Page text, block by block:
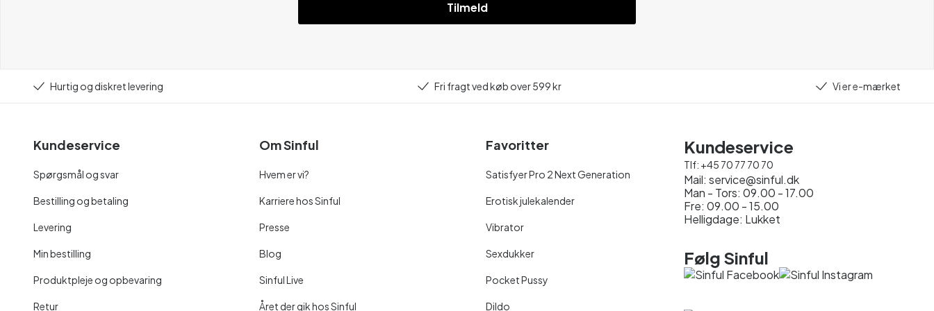
Tilmeld
Hurtig og diskret levering Fri fragt ved køb over 599 kr Vi er e-mærket
Kundeservice
Spørgsmål og svar
Bestilling og betaling
Levering
Min bestilling
Produktpleje og opbevaring
Retur
Om Sinful
Hvem er vi?
Karriere hos Sinful
Presse
Blog
Sinful Live
Året der gik hos Sinful
Favoritter
Satisfyer Pro 2 Next Generation
Erotisk julekalender
Vibrator
Sexdukker
Pocket Pussy
Dildo
Kundeservice
Tlf: +45 70 77 70 70
Mail: service@sinful.dk
Man - Tors: 09.00 - 17.00
Fre: 09.00 - 15.00
Helligdage: Lukket
Følg Sinful